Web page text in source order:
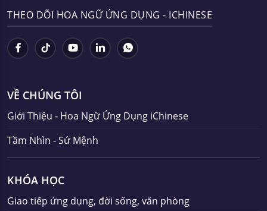
THEO DÕI HOA NGỮ ỨNG DỤNG - ICHINESE
VỀ CHÚNG TÔI
Giới Thiệu - Hoa Ngữ Ứng Dụng iChinese
Tầm Nhìn - Sứ Mệnh
KHÓA HỌC
Giao tiếp ứng dụng, đời sống, văn phòng